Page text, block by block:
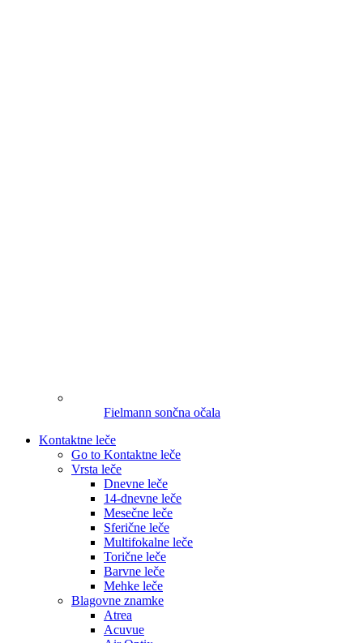
Fielmann sončna očala
Kontaktne leče
Go to Kontaktne leče
Vrsta leče
Dnevne leče
14-dnevne leče
Mesečne leče
Sferične leče
Multifokalne leče
Torične leče
Barvne leče
Mehke leče
Blagovne znamke
Atrea
Acuvue